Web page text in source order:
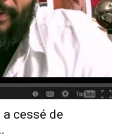
a cessé de